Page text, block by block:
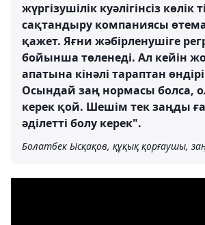
жүргізушілік куәлігінсіз көлік
сақтандыру компаниясы
қажет. Яғни жәбірленушіге
бойынша төленеді. Ал кейін
апатына кінәлі тараптан
Осындай заң нормасы болса,
керек қой. Шешім тек заңды
әділетті болу керек".
Болатбек Ысқақов, құқық қорғаушы,